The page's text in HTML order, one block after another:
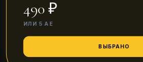
490 ₽
ИЛИ 5 АЕ
ВЫБРАНО